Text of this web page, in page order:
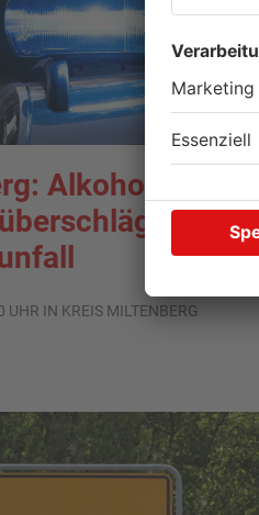
Alkoholisierter
sich
IN KREIS MILTENBERG